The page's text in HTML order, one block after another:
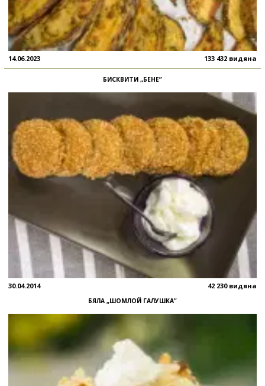
14.06.2023 133 432 видяна
БИСКВИТИ „БЕНЕ”
30.04.2014 42 230 видяна
БЯЛА „ШОМЛОЙ ГАЛУШКА”